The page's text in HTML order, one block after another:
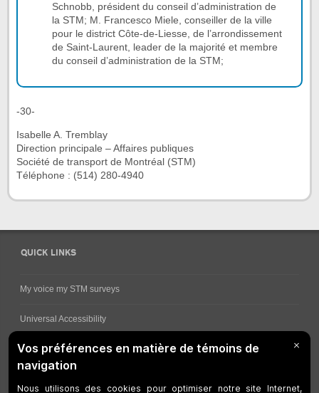
Schnobb, président du conseil d’administration de
la STM; M. Francesco Miele, conseiller de la ville
pour le district Côte-de-Liesse, de l’arrondissement
de Saint-Laurent, leader de la majorité et membre
du conseil d’administration de la STM;
-30-
Isabelle A. Tremblay
Direction principale – Affaires publiques
Société de transport de Montréal (STM)
Téléphone : (514) 280-4940
QUICK LINKS
My voice my STM surveys
Universal Accessibility
Ways for viewing bus schedules